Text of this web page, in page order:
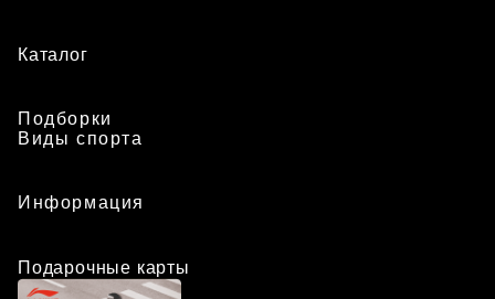
Каталог
Подборки
Виды спорта
Информация
Подарочные карты